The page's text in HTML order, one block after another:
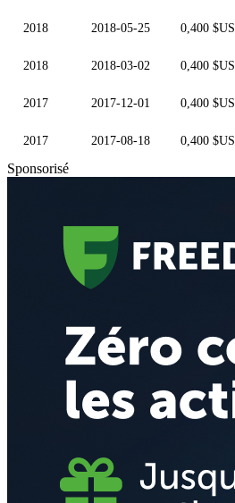
2018 2018-05-25 0,400 $US
2018 2018-03-02 0,400 $US
2017 2017-12-01 0,400 $US
2017 2017-08-18 0,400 $US
Sponsorisé